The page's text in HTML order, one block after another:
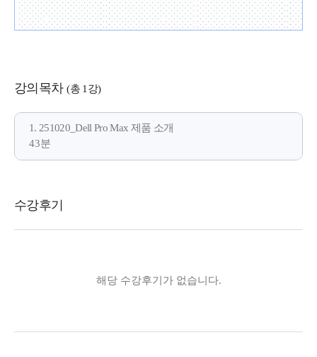
강의목차 (총 1강)
1. 251020_Dell Pro Max 제품 소개
43분